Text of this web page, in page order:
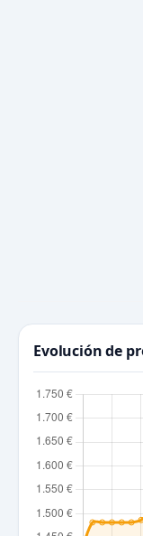
Evolución de